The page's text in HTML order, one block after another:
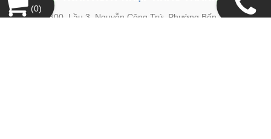
Địa chỉ:300, Lầu 3, Nguyễn Công Trứ, Phường Bến Thành,
(0)